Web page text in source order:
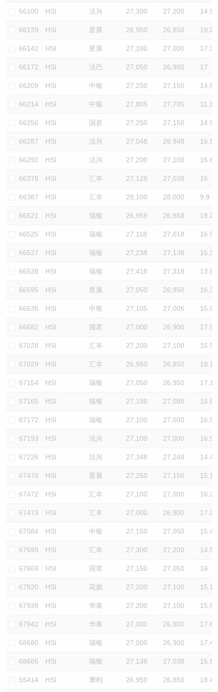
66100 HSI 法兴 27,300 27,200 14.9
66139 HSI 星展 26,950 26,850 18.2
66142 HSI 星展 27,100 27,000 17.3
66172 HSI 法巴 27,050 26,950 17
66209 HSI 中银 27,250 27,150 14.6
66214 HSI 中银 27,805 27,705 11.1
66256 HSI 国君 27,250 27,150 14.9
66287 HSI 法兴 27,048 26,948 16.9
66292 HSI 法兴 27,200 27,100 15.6
66378 HSI 汇丰 27,128 27,028 16
66387 HSI 汇丰 28,100 28,000 9.9
66521 HSI 瑞银 26,958 26,858 18.2
66525 HSI 瑞银 27,118 27,018 16.5
66527 HSI 瑞银 27,238 27,138 15.3
66528 HSI 瑞银 27,418 27,318 13.8
66595 HSI 星展 27,050 26,950 16.3
66635 HSI 中银 27,105 27,005 15.8
66682 HSI 国君 27,000 26,900 17.9
67028 HSI 汇丰 27,200 27,100 15.9
67029 HSI 汇丰 26,950 26,850 18.1
67154 HSI 瑞银 27,050 26,950 17.1
67165 HSI 瑞银 27,188 27,088 15.6
67172 HSI 瑞银 27,100 27,000 16.5
67193 HSI 法兴 27,100 27,000 16.9
67226 HSI 法兴 27,348 27,248 14.4
67470 HSI 星展 27,250 27,150 15.1
67472 HSI 汇丰 27,100 27,000 16.2
67473 HSI 汇丰 27,000 26,900 17.2
67584 HSI 中银 27,150 27,050 15.4
67599 HSI 汇丰 27,300 27,200 14.5
67669 HSI 国君 27,150 27,050 16
67820 HSI 花旗 27,200 27,100 15.1
67938 HSI 华泰 27,200 27,100 15.6
67942 HSI 华泰 27,000 26,900 17.6
68680 HSI 瑞银 27,000 26,900 17.4
68686 HSI 瑞银 27,138 27,038 15.9
55414 HSI 摩利 26,950 26,850 18.4